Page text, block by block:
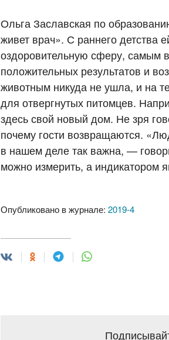
Ольга Заславская по
живет врач». С раннего детства
оздоровительную сферу, самым
положительных результатов и
животным никуда не ушла, и на
для отвергнутых питомцев.
здесь свой новый дом. Не зря
почему гости возвращаются.
в нашем деле так важна, —
можно измерить, а индикатором
Опубликовано в журнале:2019-4